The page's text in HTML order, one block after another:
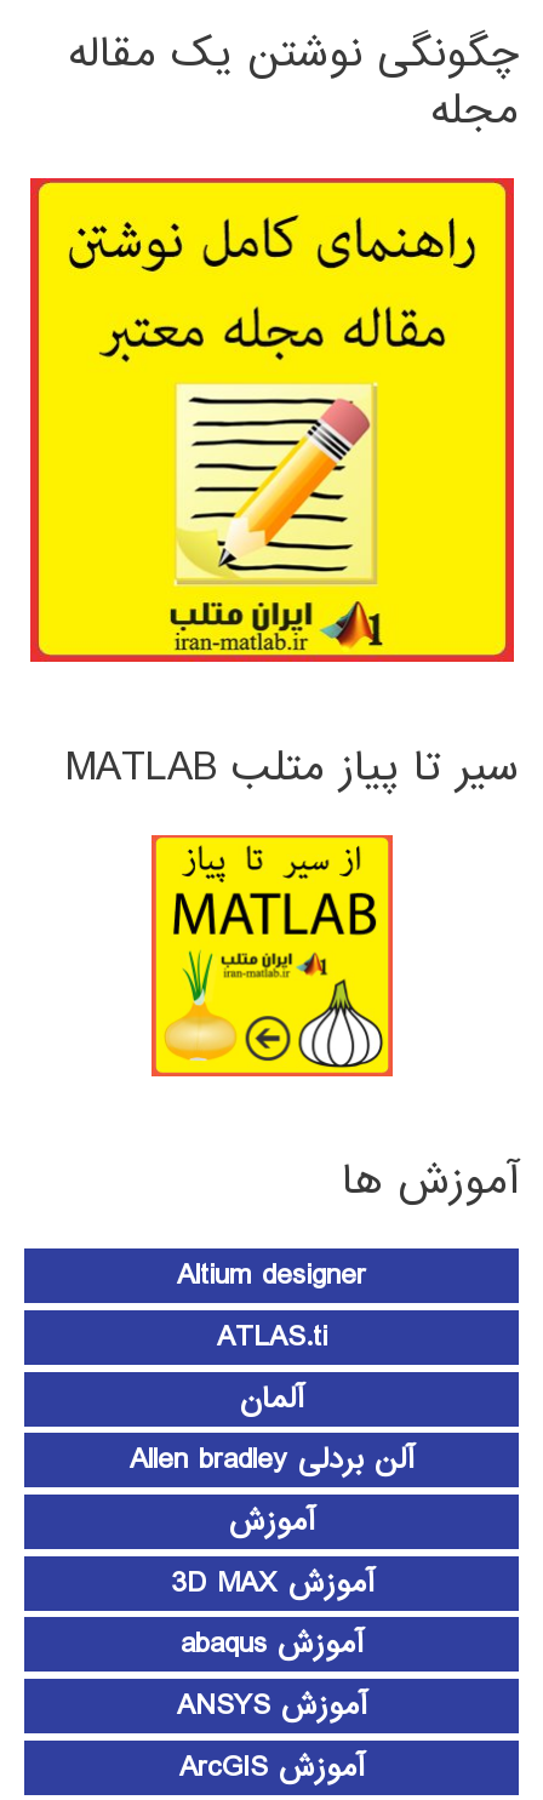
چگونگی نوشتن یک مقاله
مجله
سیر تا پیاز متلب MATLAB
آموزش ها
Altium designer
ATLAS.ti
آلمان
آلن بردلی Allen bradley
آموزش
آموزش 3D MAX
آموزش abaqus
آموزش ANSYS
آموزش ArcGIS